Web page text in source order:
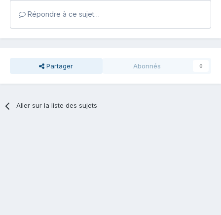
Répondre à ce sujet…
Partager Abonnés 0
Aller sur la liste des sujets